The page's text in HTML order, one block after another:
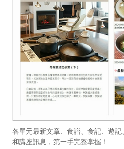
各單元最新文章、食譜、食記、遊
和講座訊息，第一手完整掌握！